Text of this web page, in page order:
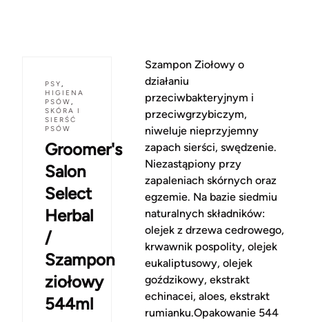
PSY,
HIGIENA
PSÓW,
SKÓRA I
SIERŚĆ
PSÓW
Groomer's
Salon
Select
Herbal
/
Szampon
ziołowy
544ml
Szampon Ziołowy o
działaniu
przeciwbakteryjnym i
przeciwgrzybiczym,
niweluje nieprzyjemny
zapach sierści, swędzenie.
Niezastąpiony przy
zapaleniach skórnych oraz
egzemie. Na bazie siedmiu
naturalnych składników:
olejek z drzewa cedrowego,
krwawnik pospolity, olejek
eukaliptusowy, olejek
goździkowy, ekstrakt
echinacei, aloes, ekstrakt
rumianku.Opakowanie 544